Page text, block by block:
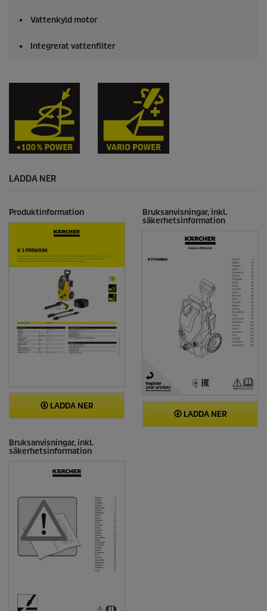
Vattenkyld motor
Integrerat vattenfilter
LADDA NER
Produktinformation
LADDA NER
Bruksanvisningar, inkl.
säkerhetsinformation
LADDA NER
Bruksanvisningar, inkl.
säkerhetsinformation